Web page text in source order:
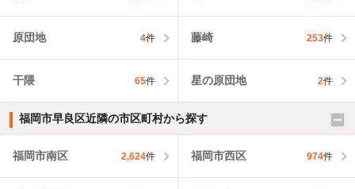
原団地 4件 藤崎 253件
干隈 65件 星の原団地 2件
福岡市早良区近隣の市区町村から探す
福岡市南区 2,624件 福岡市西区 974件